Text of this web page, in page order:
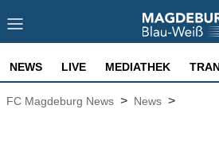
NEWS LIVE MEDIATHEK
FC Magdeburg News > News >